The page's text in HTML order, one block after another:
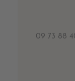
09 73 88